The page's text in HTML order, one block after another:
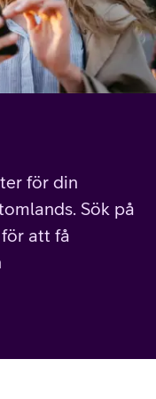
för din
Sök på
att få